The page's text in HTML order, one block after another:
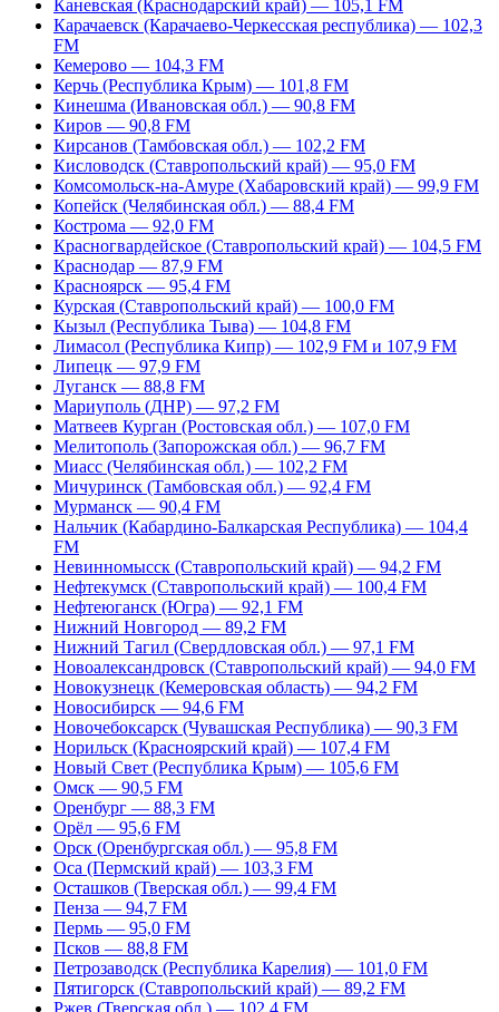
Каневская (Краснодарский край) — 105,1 FM
Карачаевск (Карачаево-Черкесская республика) — 102,3
FM
Кемерово — 104,3 FM
Керчь (Республика Крым) — 101,8 FM
Кинешма (Ивановская обл.) — 90,8 FM
Киров — 90,8 FM
Кирсанов (Тамбовская обл.) — 102,2 FM
Кисловодск (Ставропольский край) — 95,0 FM
Комсомольск-на-Амуре (Хабаровский край) — 99,9 FM
Копейск (Челябинская обл.) — 88,4 FM
Кострома — 92,0 FM
Красногвардейское (Ставропольский край) — 104,5 FM
Краснодар — 87,9 FM
Красноярск — 95,4 FM
Курская (Ставропольский край) — 100,0 FM
Кызыл (Республика Тыва) — 104,8 FM
Лимасол (Республика Кипр) — 102,9 FM и 107,9 FM
Липецк — 97,9 FM
Луганск — 88,8 FM
Мариуполь (ДНР) — 97,2 FM
Матвеев Курган (Ростовская обл.) — 107,0 FM
Мелитополь (Запорожская обл.) — 96,7 FM
Миасс (Челябинская обл.) — 102,2 FM
Мичуринск (Тамбовская обл.) — 92,4 FM
Мурманск — 90,4 FM
Нальчик (Кабардино-Балкарская Республика) — 104,4
FM
Невинномысск (Ставропольский край) — 94,2 FM
Нефтекумск (Ставропольский край) — 100,4 FM
Нефтеюганск (Югра) — 92,1 FM
Нижний Новгород — 89,2 FM
Нижний Тагил (Свердловская обл.) — 97,1 FM
Новоалександровск (Ставропольский край) — 94,0 FM
Новокузнецк (Кемеровская область) — 94,2 FM
Новосибирск — 94,6 FM
Новочебоксарск (Чувашская Республика) — 90,3 FM
Норильск (Красноярский край) — 107,4 FM
Новый Свет (Республика Крым) — 105,6 FM
Омск — 90,5 FM
Оренбург — 88,3 FM
Орёл — 95,6 FM
Орск (Оренбургская обл.) — 95,8 FM
Оса (Пермский край) — 103,3 FM
Осташков (Тверская обл.) — 99,4 FM
Пенза — 94,7 FM
Пермь — 95,0 FM
Псков — 88,8 FM
Петрозаводск (Республика Карелия) — 101,0 FM
Пятигорск (Ставропольский край) — 89,2 FM
Ржев (Тверская обл.) — 102,4 FM